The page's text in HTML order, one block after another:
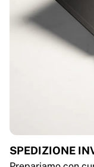
SPEDIZIONE